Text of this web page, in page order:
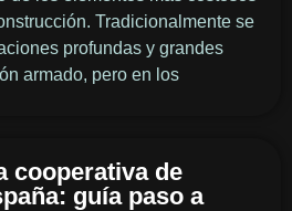
Tradicionalmente se
profundas y grandes
armado, pero en los
cooperativa de
guía paso a